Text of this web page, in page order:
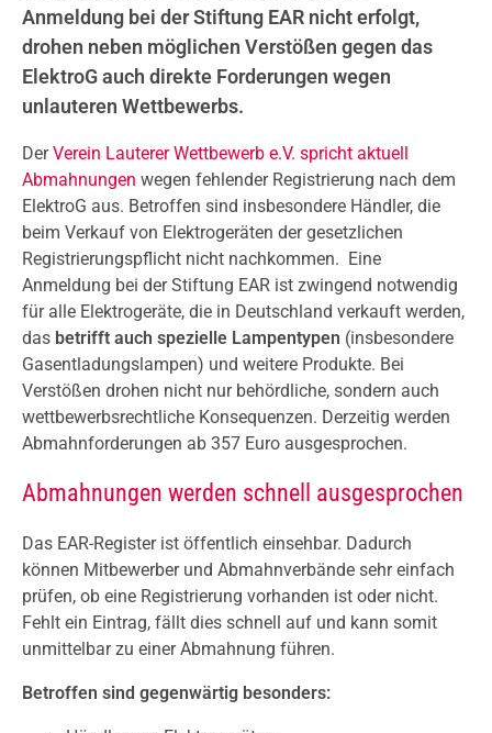
Anmeldung bei der Stiftung EAR nicht erfolgt,
drohen neben möglichen Verstößen gegen das
ElektroG auch direkte Forderungen wegen
unlauteren Wettbewerbs.
DerVerein Lauterer Wettbewerb e.V. spricht aktuell
Abmahnungen wegen fehlender Registrierung nach dem
ElektroG aus. Betroffen sind insbesondere Händler, die
beim Verkauf von Elektrogeräten der gesetzlichen
Registrierungspflicht nicht nachkommen. Eine
Anmeldung bei der Stiftung EAR ist zwingend notwendig
für alle Elektrogeräte, die in Deutschland verkauft werden,
das betrifft auch spezielle Lampentypen (insbesondere
Gasentladungslampen) und weitere Produkte. Bei
Verstößen drohen nicht nur behördliche, sondern auch
wettbewerbsrechtliche Konsequenzen. Derzeitig werden
Abmahnforderungen ab 357 Euro ausgesprochen.
Abmahnungen werden schnell ausgesprochen
Das EAR-Register ist öffentlich einsehbar. Dadurch
können Mitbewerber und Abmahnverbände sehr einfach
prüfen, ob eine Registrierung vorhanden ist oder nicht.
Fehlt ein Eintrag, fällt dies schnell auf und kann somit
unmittelbar zu einer Abmahnung führen.
Betroffen sind gegenwärtig besonders: